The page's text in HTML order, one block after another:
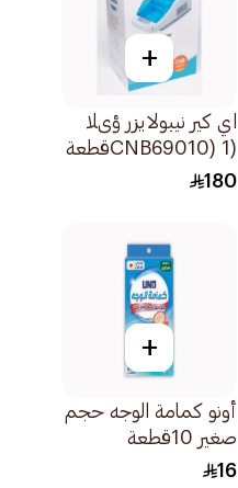
+
اي كير نيبولايزر ؤىلا
(CNB69010) 1قطعة
180
+
أونو كمامة الوجه حجم
صغير 10قطعة
16